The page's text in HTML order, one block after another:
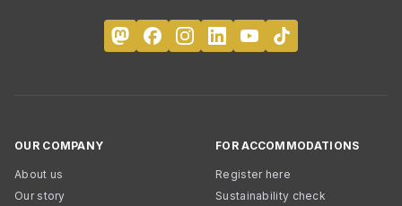
OUR COMPANY
About us
Our story
FOR ACCOMMODATIONS
Register here
Sustainability check